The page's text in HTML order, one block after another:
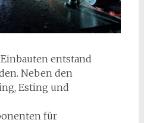
entstand
Neben den
Esting und
für